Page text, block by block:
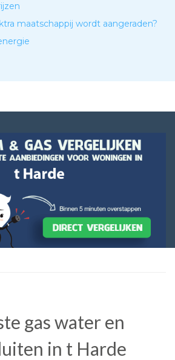
maatschappij wordt aangeraden?
gas water en
in t Harde